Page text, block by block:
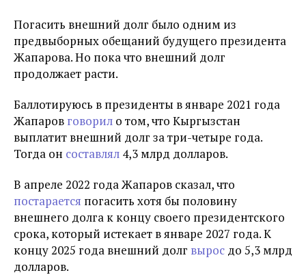
Погасить внешний долг было одним из
предвыборных обещаний будущего президента
Жапарова. Но пока что внешний долг
продолжает расти.
Баллотируюсь в президенты в январе 2021 года
Жапаров говорил о том, что Кыргызстан
выплатит внешний долг за три-четыре года.
Тогда он составлял 4,3 млрд долларов.
В апреле 2022 года Жапаров сказал, что
постарается погасить хотя бы половину
внешнего долга к концу своего президентского
срока, который истекает в январе 2027 года. К
концу 2025 года внешний долг вырос до 5,3 млрд
долларов.